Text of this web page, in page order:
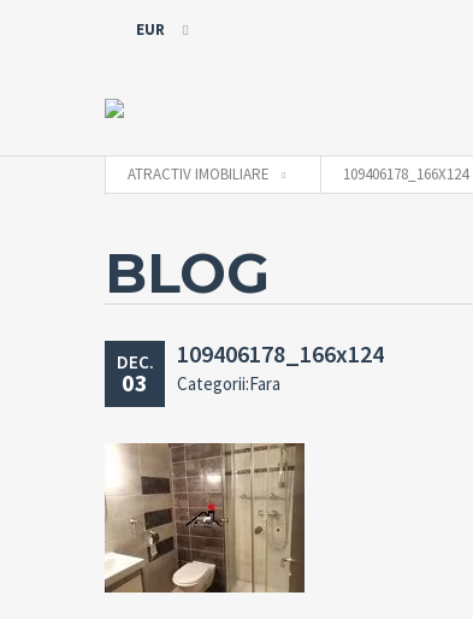
EUR
ATRACTIV IMOBILIARE 109406178_166X124
BLOG
DEC.
03
109406178_166x124
Categorii:Fara